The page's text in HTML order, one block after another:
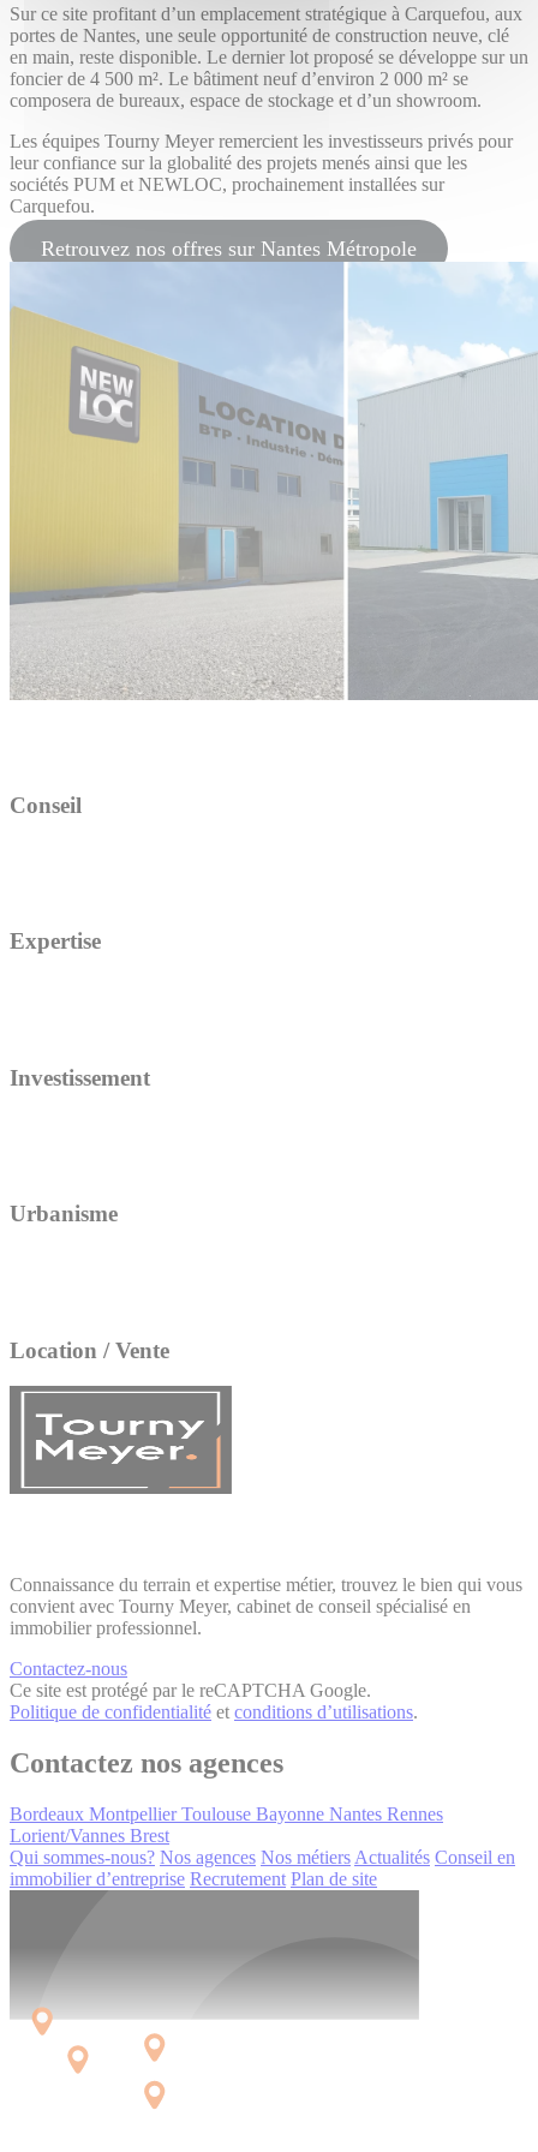
Sur ce site profitant d’un emplacement stratégique à Carquefou, aux
portes de Nantes, une seule opportunité de construction neuve, clé
en main, reste disponible. Le dernier lot proposé se développe sur un
foncier de 4 500 m². Le bâtiment neuf d’environ 2 000 m² se
composera de bureaux, espace de stockage et d’un showroom.
Les équipes Tourny Meyer remercient les investisseurs privés pour
leur confiance sur la globalité des projets menés ainsi que les
sociétés PUM et NEWLOC, prochainement installées sur
Carquefou.
Retrouvez nos offres sur Nantes Métropole
Conseil
Expertise
Investissement
Urbanisme
Location / Vente
Connaissance du terrain et expertise métier, trouvez le bien qui vous
convient avec Tourny Meyer, cabinet de conseil spécialisé en
immobilier professionnel.
Contactez-nous
Ce site est protégé par le reCAPTCHA Google.
Politique de confidentialité etconditions d’utilisations.
Contactez nos agences
Bordeaux Montpellier Toulouse Bayonne Nantes Rennes
Lorient/Vannes Brest
Qui sommes-nous? Nos agences Nos métiers Actualités Conseil en
immobilier d’entreprise Recrutement Plan de site